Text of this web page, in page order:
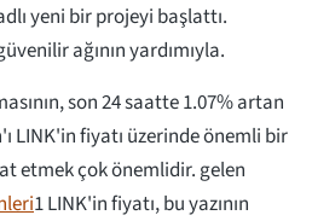
yeni bir projeyi başlattı.
ağının yardımıyla.
son 24 saatte 1.07% artan
LINK'in fiyatı üzerinde önemli bir
etmek çok önemlidir. gelen
1 LINK'in fiyatı, bu yazının